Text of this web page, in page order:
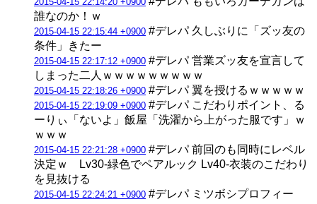
誰なのか！ｗ
2015-04-15 22:15:44 +0900 #デレパ 久しぶりに「ズッ友の
条件」きたー
2015-04-15 22:17:12 +0900 #デレパ 営業ズッ友を宣言して
しまった二人ｗｗｗｗｗｗｗｗｗ
2015-04-15 22:18:26 +0900 #デレパ 翼を授けるｗｗｗｗｗ
2015-04-15 22:19:09 +0900 #デレパ こだわりポイント、る
ーりぃ「ないよ」飯屋「洗濯から上がった服です」ｗ
ｗｗｗ
2015-04-15 22:21:28 +0900 #デレパ 前回のも同時にレベル
決定ｗ Lv30-緑色でペアルック Lv40-衣装のこだわり
を見抜ける
2015-04-15 22:24:21 +0900 #デレパ ミツボシプロフィー